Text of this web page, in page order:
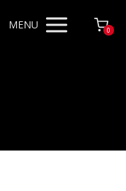
MENU 0